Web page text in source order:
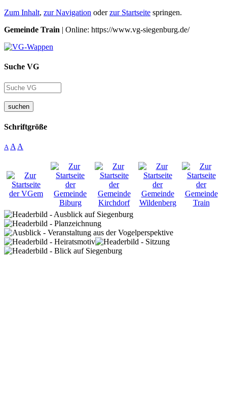
Zum Inhalt, zur Navigation oderzur Startseite springen.
Gemeinde Train | Online: https://www.vg-siegenburg.de/
Suche VG
suchen
Schriftgröße
A A A